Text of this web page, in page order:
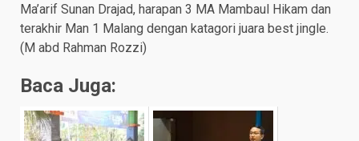
Ma’arif Sunan Drajad, harapan 3 MA Mambaul Hikam dan
terakhir Man 1 Malang dengan katagori juara best jingle.
(M abd Rahman Rozzi)
Baca Juga: